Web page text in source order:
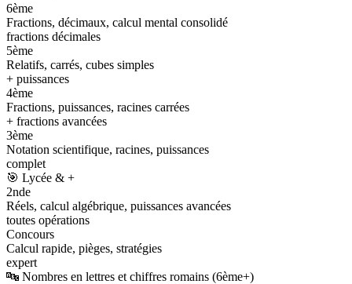
6ème
Fractions, décimaux, calcul mental consolidé
fractions décimales
5ème
Relatifs, carrés, cubes simples
+ puissances
4ème
Fractions, puissances, racines carrées
+ fractions avancées
3ème
Notation scientifique, racines, puissances
complet
🎯 Lycée & +
2nde
Réels, calcul algébrique, puissances avancées
toutes opérations
Concours
Calcul rapide, pièges, stratégies
expert
🔤 Nombres en lettres et chiffres romains (6ème+)